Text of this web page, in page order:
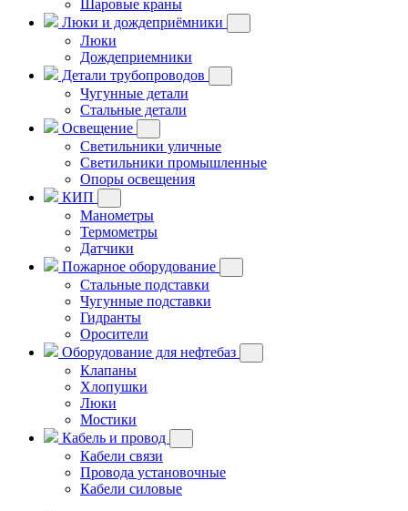
Шаровые краны
Люки и дождеприёмники
Люки
Дождеприемники
Детали трубопроводов
Чугунные детали
Стальные детали
Освещение
Светильники уличные
Светильники промышленные
Опоры освещения
КИП
Манометры
Термометры
Датчики
Пожарное оборудование
Стальные подставки
Чугунные подставки
Гидранты
Оросители
Оборудование для нефтебаз
Клапаны
Хлопушки
Люки
Мостики
Кабель и провод
Кабели связи
Провода установочные
Кабели силовые